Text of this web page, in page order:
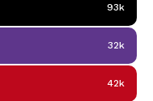
93k
32k
42k